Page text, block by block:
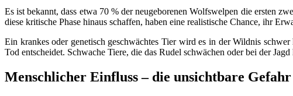
Es ist bekannt, dass etwa 70 % der neugeborenen Wolfswelpen die ersten
diese kritische Phase hinaus schaffen, haben eine realistische Chance, ihr
Ein krankes oder genetisch geschwächtes Tier wird es in der Wildnis
Tod entscheidet. Schwache Tiere, die das Rudel schwächen oder bei der
Menschlicher Einfluss – die unsichtbare Gefahr